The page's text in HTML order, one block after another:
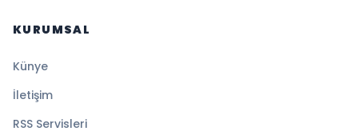
KURUMSAL
Künye
İletişim
RSS Servisleri